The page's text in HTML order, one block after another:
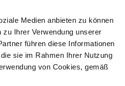
Medien anbieten zu können
Ihrer Verwendung unserer
führen diese Informationen
sie im Rahmen Ihrer Nutzung
von Cookies, gemäß